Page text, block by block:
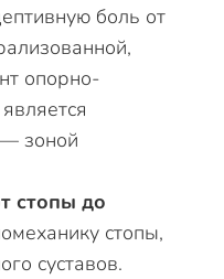
боль от
опорно-
зоной
стопы до
стопы,
суставов.